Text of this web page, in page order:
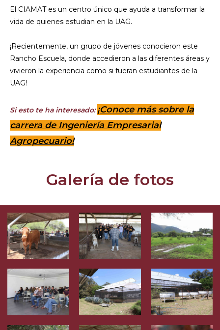
El CIAMAT es un centro único que ayuda a transformar la
vida de quienes estudian en la UAG.
¡Recientemente, un grupo de jóvenes conocieron este
Rancho Escuela, donde accedieron a las diferentes áreas y
vivieron la experiencia como si fueran estudiantes de la
UAG!
Si esto te ha interesado: ¡Conoce más sobre la
carrera de Ingeniería Empresarial
Agropecuario!
Galería de fotos